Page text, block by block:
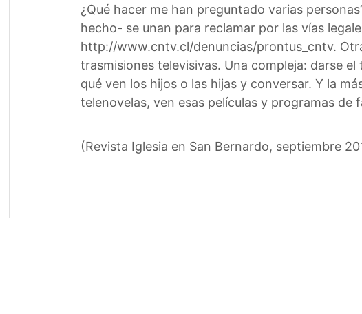
¿Qué hacer me han preguntado varias
hecho- se unan para reclamar por las vías
http://www.cntv.cl/denuncias/prontus_cntv.
trasmisiones televisivas. Una compleja: darse
qué ven los hijos o las hijas y conversar. Y la
telenovelas, ven esas películas y programas de
(Revista Iglesia en San Bernardo, septiembre